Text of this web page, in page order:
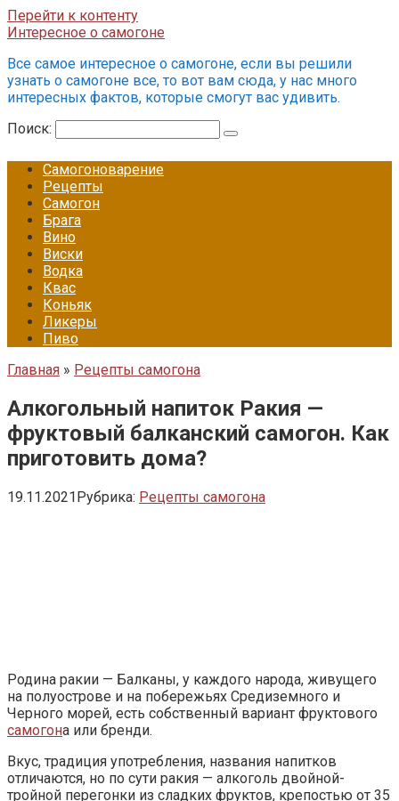
Перейти к контенту
Интересное о самогоне
Все самое интересное о самогоне, если вы решили
узнать о самогоне все, то вот вам сюда, у нас много
интересных фактов, которые смогут вас удивить.
Поиск:
Самогоноварение
Рецепты
Самогон
Брага
Вино
Виски
Водка
Квас
Коньяк
Ликеры
Пиво
Главная » Рецепты самогона
Алкогольный напиток Ракия —
фруктовый балканский самогон. Как
приготовить дома?
19.11.2021Рубрика: Рецепты самогона
Родина ракии — Балканы, у каждого народа, живущего
на полуострове и на побережьях Средиземного и
Черного морей, есть собственный вариант фруктового
самогона или бренди.
Вкус, традиция употребления, названия напитков
отличаются, но по сути ракия — алкоголь двойной-
тройной перегонки из сладких фруктов, крепостью от 35